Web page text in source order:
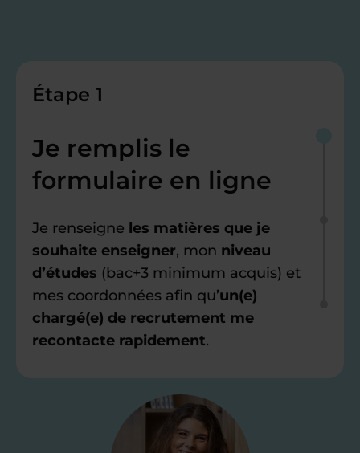
Étape 1
Je remplis le
formulaire en ligne
Je renseigne les matières que je
souhaite enseigner, mon niveau
d’études (bac+3 minimum acquis) et
mes coordonnées afin qu’un(e)
chargé(e) de recrutement me
recontacte rapidement.
Je valide ma